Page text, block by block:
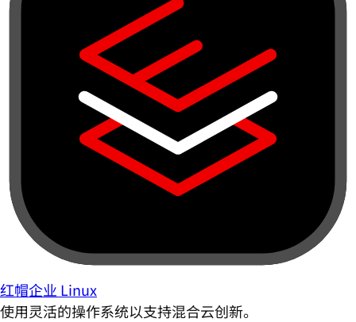
红帽企业 Linux
使用灵活的操作系统以支持混合云创新。